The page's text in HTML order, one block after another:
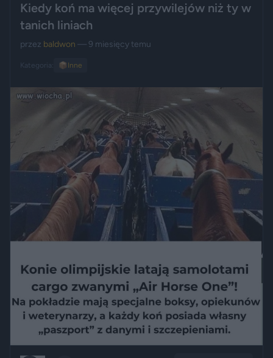
Kiedy koń ma więcej przywilejów niż ty w
tanich liniach
przez baldwon — 9 miesięcy temu
Kategoria: 📦 Inne